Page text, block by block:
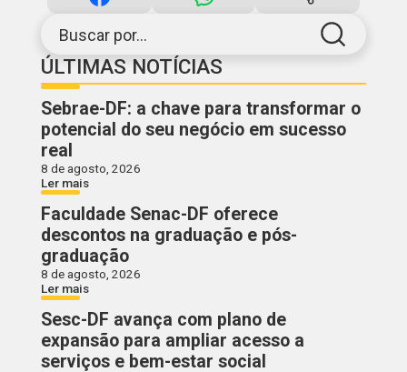
Buscar por...
ÚLTIMAS NOTÍCIAS
Sebrae-DF: a chave para transformar o
potencial do seu negócio em sucesso
real
8 de agosto, 2026
Ler mais
Faculdade Senac-DF oferece
descontos na graduação e pós-
graduação
8 de agosto, 2026
Ler mais
Sesc-DF avança com plano de
expansão para ampliar acesso a
serviços e bem-estar social